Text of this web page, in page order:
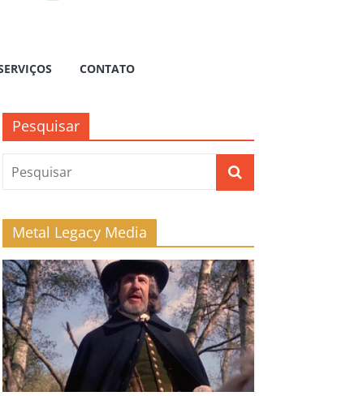
CONTATO
Pesquisar
Metal Legacy Media